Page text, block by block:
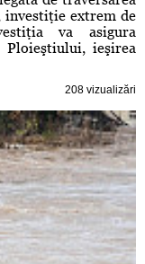
investiţie extrem de
va asigura
Ploieştiului, ieşirea
208 vizualizări